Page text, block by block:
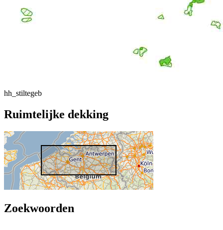
hh_stiltegeb
Ruimtelijke dekking
Zoekwoorden